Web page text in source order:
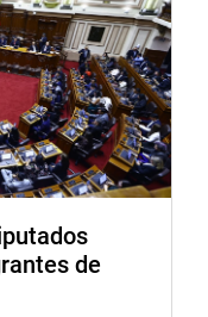
la regulación o
en base a los
de Transparencia
regulatorios de las
tarifarios por
como aquellas
de uso.
de